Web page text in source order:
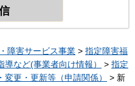
障害サービス事業 > 指定障害福
など(事業者向け情報）
> 指定
更・更新等（申請関係）
> 新